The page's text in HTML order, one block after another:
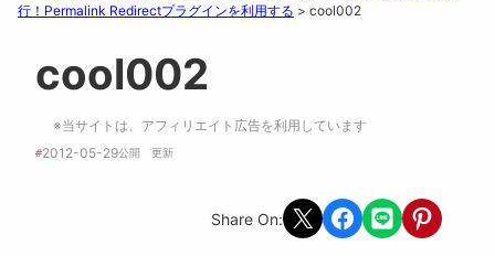
行！Permalink Redirectプラグインを利用する > cool002
cool002
※当サイトは、アフィリエイト広告を利用しています
#2012-05-29公開 更新
Share On: Share on X Share on Facebook
Share on LINEShare on